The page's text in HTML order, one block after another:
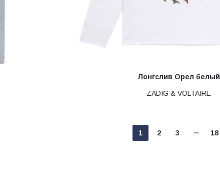
Лонгслив Орел белый
ZADIG & VOLTAIRE
1 2 3 18